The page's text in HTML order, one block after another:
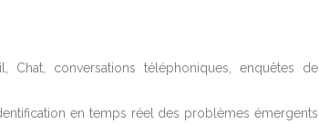
Chat, conversations téléphoniques, enquêtes de
en temps réel des problèmes émergents